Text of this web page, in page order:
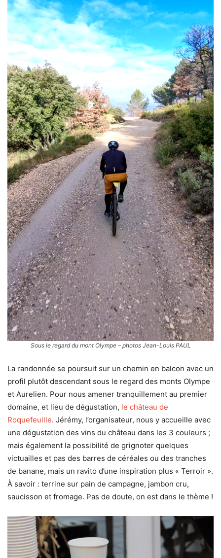
Sous le regard du mont Olympe – photos Jean-Louis PAUL
La randonnée se poursuit sur un chemin en balcon avec un
profil plutôt descendant sous le regard des monts Olympe
et Aurelien. Pour nous amener tranquillement au premier
domaine, et lieu de dégustation, le château de
Roquefeuille. Jérémy, l’organisateur, nous y accueille avec
une dégustation des vins du château dans les 3 couleurs ;
mais également la possibilité de grignoter quelques
victuailles et pas des barres de céréales ou des tranches
de banane, mais un ravito d’une inspiration plus « Terroir ».
À savoir : terrine sur pain de campagne, jambon cru,
saucisson et fromage. Pas de doute, on est dans le thème !